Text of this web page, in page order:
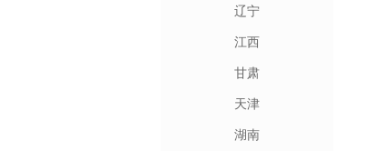
辽宁
江西
甘肃
天津
湖南